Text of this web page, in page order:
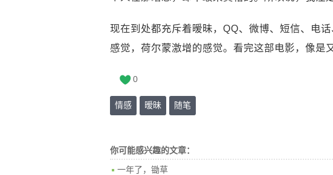
现在到处都充斥着暧昧，QQ、微博、短信、电
感觉，荷尔蒙激增的感觉。看完这部电影，像是
0
情感 暧昧 随笔
你可能感兴趣的文章：
一年了，锄草